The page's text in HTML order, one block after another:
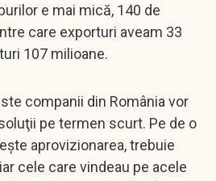
e mai mică, 140 de
care exporturi aveam 33
107 milioane.
companii din România vor
pe termen scurt. Pe de o
aprovizionarea, trebuie
cele care vindeau pe acele